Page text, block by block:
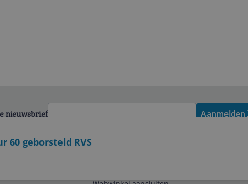
60 geborsteld RVS
nieuwsbrief Aanmelden